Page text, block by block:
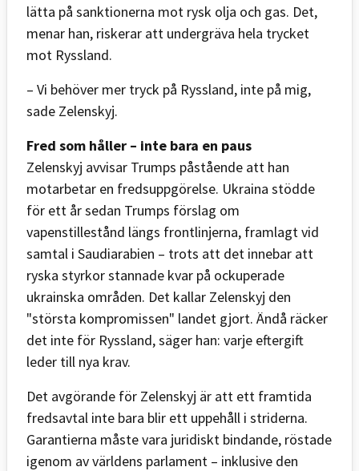
lätta på sanktionerna mot rysk olja och gas. Det,
menar han, riskerar att undergräva hela trycket
mot Ryssland.
– Vi behöver mer tryck på Ryssland, inte på mig,
sade Zelenskyj.
Fred som håller – inte bara en paus
Zelenskyj avvisar Trumps påstående att han
motarbetar en fredsuppgörelse. Ukraina stödde
för ett år sedan Trumps förslag om
vapenstillestånd längs frontlinjerna, framlagt vid
samtal i Saudiarabien – trots att det innebar att
ryska styrkor stannade kvar på ockuperade
ukrainska områden. Det kallar Zelenskyj den
"största kompromissen" landet gjort. Ändå räcker
det inte för Ryssland, säger han: varje eftergift
leder till nya krav.
Det avgörande för Zelenskyj är att ett framtida
fredsavtal inte bara blir ett uppehåll i striderna.
Garantierna måste vara juridiskt bindande, röstade
igenom av världens parlament – inklusive den